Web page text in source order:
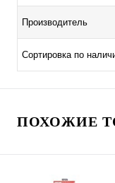
Производитель
Сортировка по
ПОХОЖИЕ